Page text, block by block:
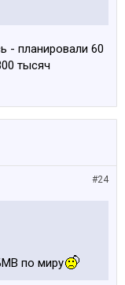
- планировали 60
тысяч
#24
по миру